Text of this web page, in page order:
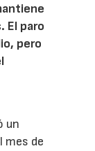
El paro
pero
un
mes de